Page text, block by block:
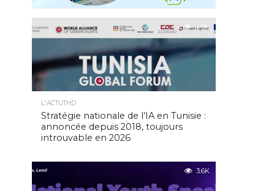
4.9K
L'ACTUTHD
Stratégie nationale de l’IA en Tunisie :
annoncée depuis 2018, toujours
introuvable en 2026
3.6K